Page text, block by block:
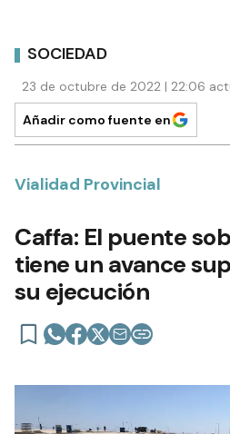
SOCIEDAD
23 de octubre de 2022 | 22:06
Añadir como fuente en
Vialidad Provincial
Caffa: El puente
tiene un avance
su ejecución